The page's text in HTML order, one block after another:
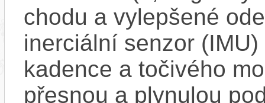
chodu a vylepšené
inerciální senzor
kadence a točivého
přesnou a plynulou